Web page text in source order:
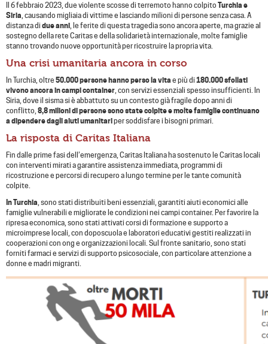
Il 6 febbraio 2023, due violente scosse di terremoto hanno colpito Turchia e
Siria, causando migliaia di vittime e lasciando milioni di persone senza casa. A
distanza di due anni, le ferite di questa tragedia sono ancora aperte, ma grazie al
sostegno della rete Caritas e della solidarietà internazionale, molte famiglie
stanno trovando nuove opportunità per ricostruire la propria vita.
Una crisi umanitaria ancora in corso
In Turchia, oltre 50.000 persone hanno perso la vita e più di 180.000 sfollati
vivono ancora in campi container, con servizi essenziali spesso insufficienti. In
Siria, dove il sisma si è abbattuto su un contesto già fragile dopo anni di
conflitto, 8,8 milioni di persone sono state colpite e molte famiglie continuano
a dipendere dagli aiuti umanitariper soddisfare i bisogni primari.
La risposta di Caritas Italiana
Fin dalle prime fasi dell’emergenza, Caritas Italiana ha sostenuto le Caritas locali
con interventi mirati a garantire assistenza immediata, programmi di
ricostruzione e percorsi di recupero a lungo termine per le tante comunità
colpite.
In Turchia, sono stati distribuiti beni essenziali, garantiti aiuti economici alle
famiglie vulnerabili e migliorate le condizioni nei campi container. Per favorire la
ripresa economica, sono stati attivati corsi di formazione e supporto a
microimprese locali, con doposcuola e laboratori educativi gestiti realizzati in
cooperazioni con ong e organizzazioni locali. Sul fronte sanitario, sono stati
forniti farmaci e servizi di supporto psicosociale, con particolare attenzione a
donne e madri migranti.